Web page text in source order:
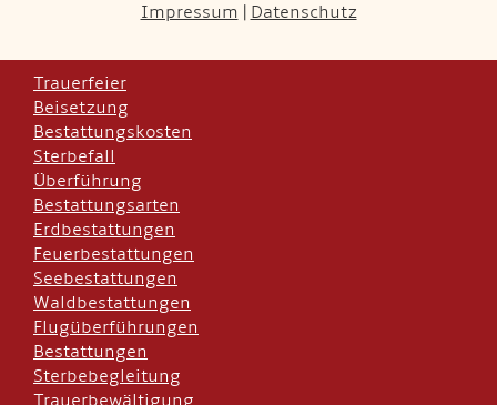
Impressum Datenschutz
Trauerfeier
Beisetzung
Bestattungskosten
Sterbefall
Überführung
Bestattungsarten
Erdbestattungen
Feuerbestattungen
Seebestattungen
Waldbestattungen
Flugüberführungen
Bestattungen
Sterbebegleitung